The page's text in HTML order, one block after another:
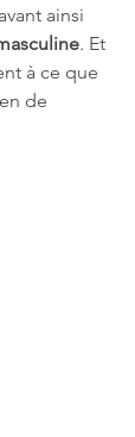
ainsi
. Et
à ce que
de